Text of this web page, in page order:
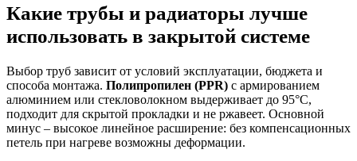
Какие трубы и радиаторы лучше
использовать в закрытой системе
Выбор труб зависит от условий эксплуатации, бюджета и
способа монтажа. Полипропилен (PPR) с армированием
алюминием или стекловолокном выдерживает до 95°C,
подходит для скрытой прокладки и не ржавеет. Основной
минус – высокое линейное расширение: без компенсационных
петель при нагреве возможны деформации.